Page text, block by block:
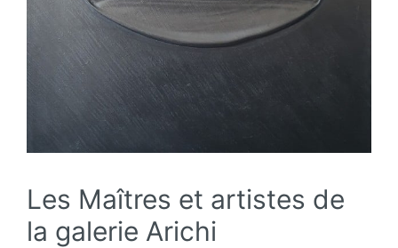
Les Maîtres et artistes de
la galerie Arichi